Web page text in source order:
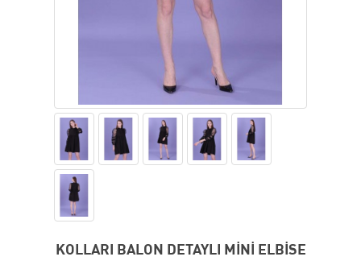
KOLLARI BALON DETAYLI MİNİ ELBİSE